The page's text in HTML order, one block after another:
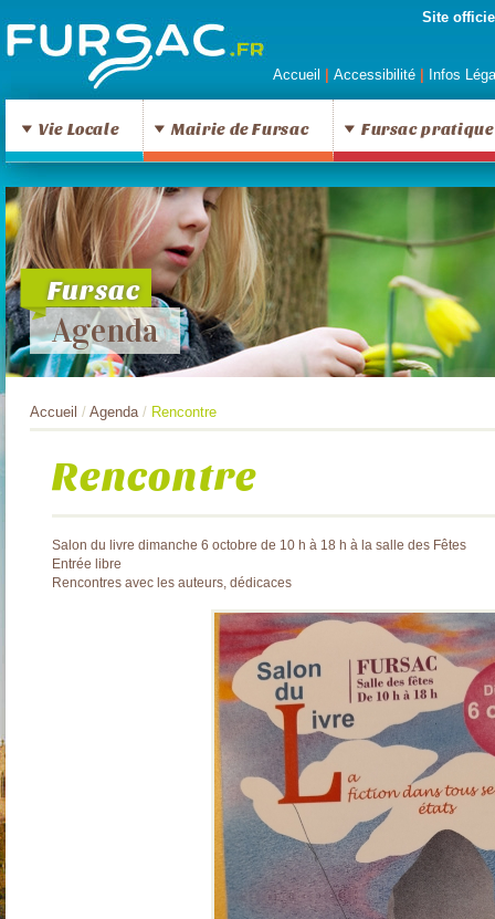
Site
Accueil Accessibilité Infos
Vie Locale Mairie de Fursac Fursac pratique
Fursac
Agenda
Accueil / Agenda / Rencontre
Rencontre
Salon du livre dimanche 6 octobre de 10 h à 18 h à la salle des Fêtes
Entrée libre
Rencontres avec les auteurs, dédicaces